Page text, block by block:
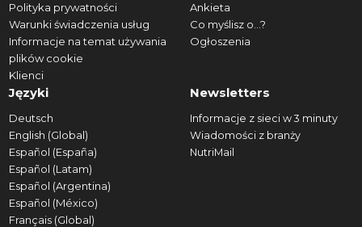
Polityka prywatności
Warunki świadczenia usług
Informacje na temat używania
plików cookie
Klienci
Ankieta
Co myślisz o...?
Ogłoszenia
Języki
Deutsch
English (Global)
Español (España)
Español (Latam)
Español (Argentina)
Español (México)
Français (Global)
Newsletters
Informacje z sieci w 3 minuty
Wiadomości z branży
NutriMail